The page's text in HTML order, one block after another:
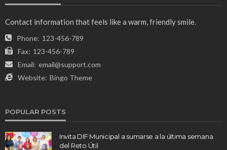
Contact information that feels like a warm, friendly smile.
Phone: 123-456-789
Fax: 123-456-789
Email: email@support.com
Website: Bingo Theme
POPULAR POSTS
Invita DIF Municipal a sumarse a la última semana
del Reto Útil